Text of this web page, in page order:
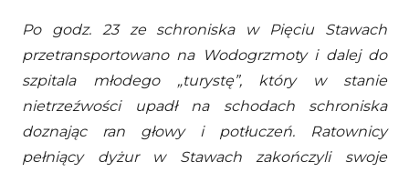
Po godz. 23 ze schroniska w Pięciu Stawach
przetransportowano na Wodogrzmoty i dalej do
szpitala młodego „turystę”, który w stanie
nietrzeźwości upadł na schodach schroniska
doznając ran głowy i potłuczeń. Ratownicy
pełniący dyżur w Stawach zakończyli swoje